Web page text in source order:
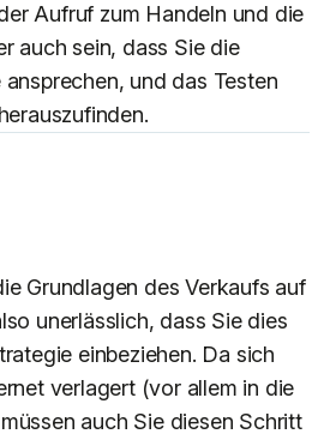
Aufruf zum Handeln und die
auch sein, dass Sie die
und das Testen
Grundlagen des Verkaufs auf
unerlässlich, dass Sie dies
einbeziehen. Da sich
verlagert (vor allem in die
auch Sie diesen Schritt